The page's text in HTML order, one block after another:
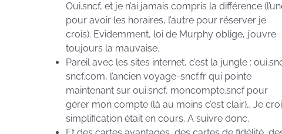
Oui.sncf, et je n’ai jamais compris la différence
pour avoir les horaires, l’autre pour réserver je
crois). Evidemment, loi de Murphy oblige, j’ouvre
toujours la mauvaise.
Pareil avec les sites internet, c’est la jungle :
sncf.com, l’ancien voyage-sncf.fr qui pointe
maintenant sur oui.sncf, moncompte.sncf pour
gérer mon compte (là au moins c’est clair)… Je
simplification était en cours. A suivre donc.